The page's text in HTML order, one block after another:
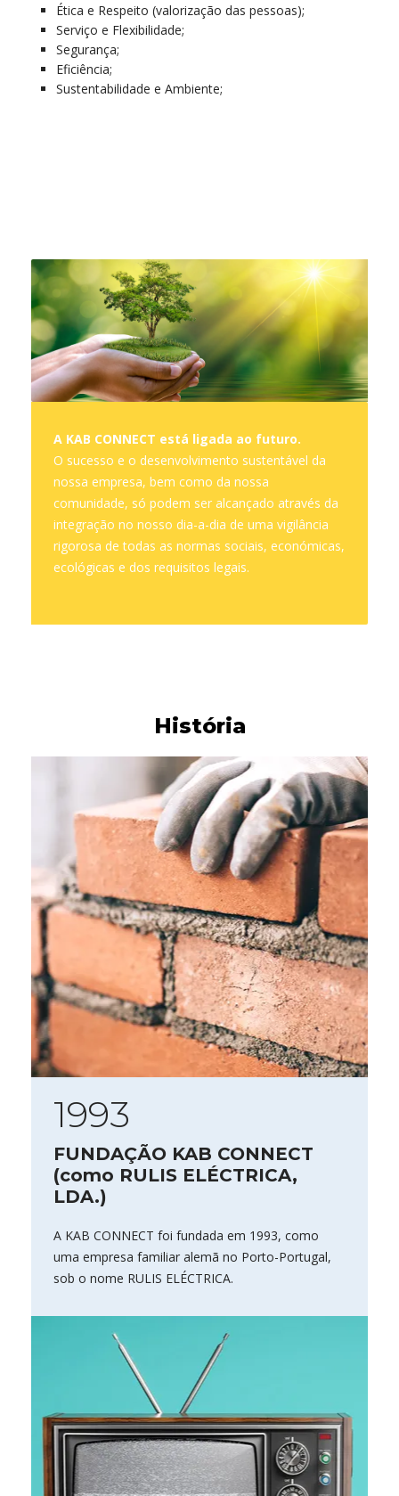
Ética e Respeito (valorização das pessoas);
Serviço e Flexibilidade;
Segurança;
Eficiência;
Sustentabilidade e Ambiente;
A KAB CONNECT está ligada ao futuro.
O sucesso e o desenvolvimento sustentável da
nossa empresa, bem como da nossa
comunidade, só podem ser alcançado através da
integração no nosso dia-a-dia de uma vigilância
rigorosa de todas as normas sociais, económicas,
ecológicas e dos requisitos legais.
História
1993
FUNDAÇÃO KAB CONNECT
(como RULIS ELÉCTRICA,
LDA.)
A KAB CONNECT foi fundada em 1993, como
uma empresa familiar alemã no Porto-Portugal,
sob o nome RULIS ELÉCTRICA.